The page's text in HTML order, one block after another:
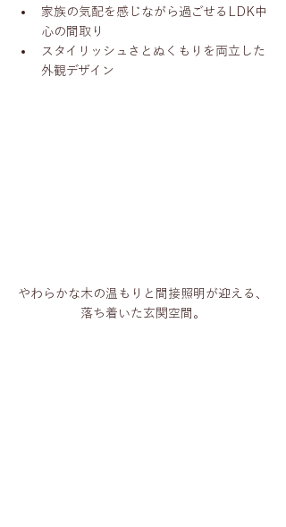
家族の気配を感じながら過ごせるLDK中
心の間取り
スタイリッシュさとぬくもりを両立した
外観デザイン
やわらかな木の温もりと間接照明が迎える、
落ち着いた玄関空間。